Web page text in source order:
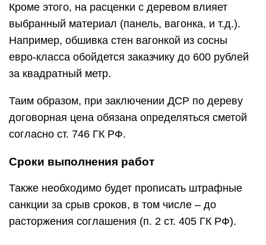
Кроме этого, на расценки с деревом влияет
выбранный материал (панель, вагонка, и т.д.).
Например, обшивка стен вагонкой из сосны
евро-класса обойдется заказчику до 600 рублей
за квадратный метр.
Таим образом, при заключении ДСР по дереву
договорная цена обязана определяться сметой
согласно ст. 746 ГК РФ.
Сроки выполнения работ
Также необходимо будет прописать штрафные
санкции за срыв сроков, в том числе – до
расторжения соглашения (п. 2 ст. 405 ГК РФ).